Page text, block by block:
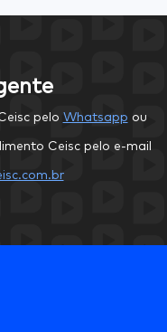
pelo Whatsapp ou
Ceisc pelo e-mail